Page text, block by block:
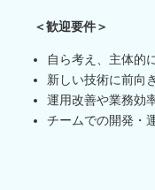
＜歓迎要件＞
自ら考え、主体的
新しい技術に前向
運用改善や業務効
チームでの開発・